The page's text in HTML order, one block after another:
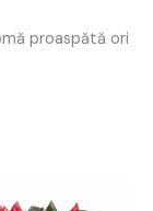
proaspătă ori
curent